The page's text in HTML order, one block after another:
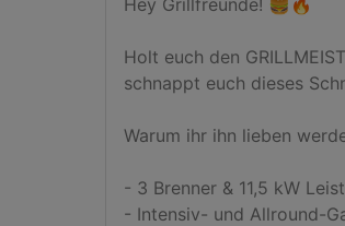
Hey Grillfreunde! 🍔🔥
Holt euch den
schnappt euch dieses
Warum ihr ihn lieben
- 3 Brenner & 11,5 kW
- Intensiv- und Allround-